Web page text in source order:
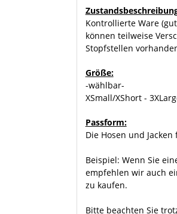
Kontrollierte Ware
können teilweise
Stopfstellen
Größe:
-wählbar-
XSmall/XShort -
Passform:
Die Hosen und
Beispiel: Wenn Sie
empfehlen wir auch
zu kaufen.
Bitte beachten Sie